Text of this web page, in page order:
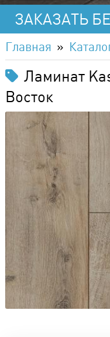
ЗАКАЗАТЬ
Главная
Ламинат
Восток